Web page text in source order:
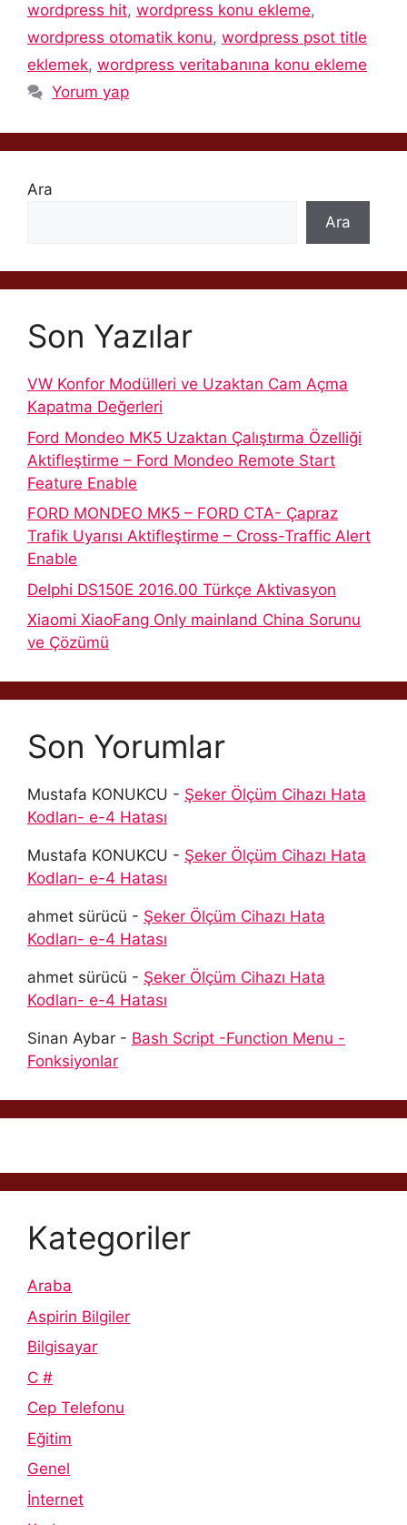
wordpress hit, wordpress konu ekleme,
wordpress otomatik konu, wordpress psot title
eklemek, wordpress veritabanına konu ekleme
Yorum yap
Ara
Ara
Son Yazılar
VW Konfor Modülleri ve Uzaktan Cam Açma
Kapatma Değerleri
Ford Mondeo MK5 Uzaktan Çalıştırma Özelliği
Aktifleştirme – Ford Mondeo Remote Start
Feature Enable
FORD MONDEO MK5 – FORD CTA- Çapraz
Trafik Uyarısı Aktifleştirme – Cross-Traffic Alert
Enable
Delphi DS150E 2016.00 Türkçe Aktivasyon
Xiaomi XiaoFang Only mainland China Sorunu
ve Çözümü
Son Yorumlar
Mustafa KONUKCU - Şeker Ölçüm Cihazı Hata
Kodları- e-4 Hatası
Mustafa KONUKCU - Şeker Ölçüm Cihazı Hata
Kodları- e-4 Hatası
ahmet sürücü - Şeker Ölçüm Cihazı Hata
Kodları- e-4 Hatası
ahmet sürücü - Şeker Ölçüm Cihazı Hata
Kodları- e-4 Hatası
Sinan Aybar - Bash Script -Function Menu -
Fonksiyonlar
Kategoriler
Araba
Aspirin Bilgiler
Bilgisayar
C #
Cep Telefonu
Eğitim
Genel
İnternet